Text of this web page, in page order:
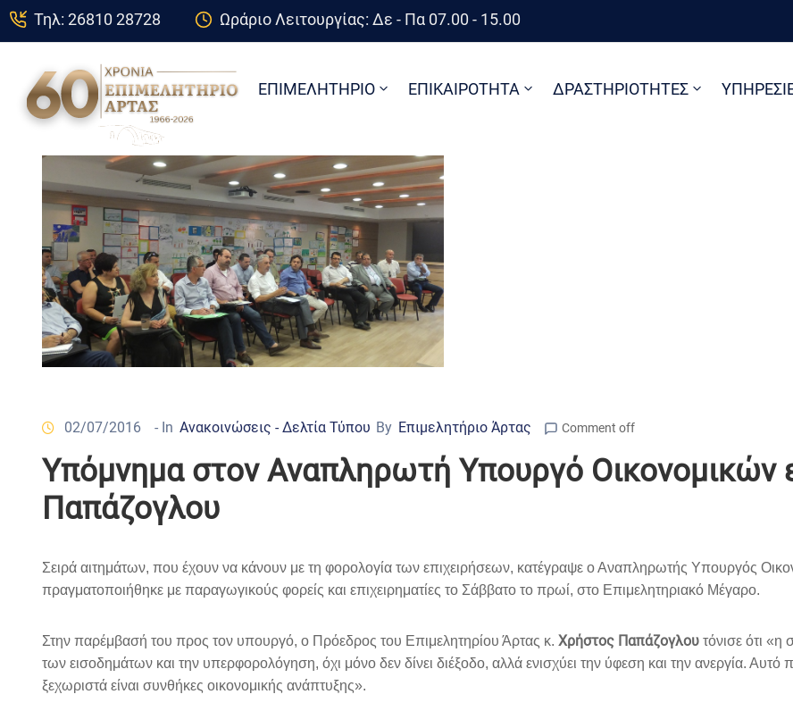
Τηλ: 26810 28728 Ωράριο Λειτουργίας: Δε - Πα 07.00 - 15.00
ΕΠΙΜΕΛΗΤΗΡΙΟ ΕΠΙΚΑΙΡΟΤΗΤΑ ΔΡΑΣΤΗΡΙΟΤΗΤΕΣ
02/07/2016 - In Ανακοινώσεις - Δελτία Τύπου By Επιμελητήριο Άρτας Comment off
Υπόμνημα στον Αναπληρωτή Υπουργό
Παπάζογλου
Σειρά αιτημάτων, που έχουν να κάνουν με τη φορολογία των επιχειρήσεων, κατέγραψε ο Αναπληρωτής Υπουργός
πραγματοποιήθηκε με παραγωγικούς φορείς και επιχειρηματίες το Σάββατο το πρωί, στο Επιμελητηριακό Μέγαρο.
Στην παρέμβασή του προς τον υπουργό, ο Πρόεδρος του Επιμελητηρίου Άρτας κ. Χρήστος Παπάζογλου τόνισε ότι «η
των εισοδημάτων και την υπερφορολόγηση, όχι μόνο δεν δίνει διέξοδο, αλλά ενισχύει την ύφεση και την ανεργία. Αυτό
ξεχωριστά είναι συνθήκες οικονομικής ανάπτυξης».